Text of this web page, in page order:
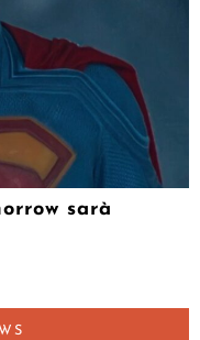
sarà